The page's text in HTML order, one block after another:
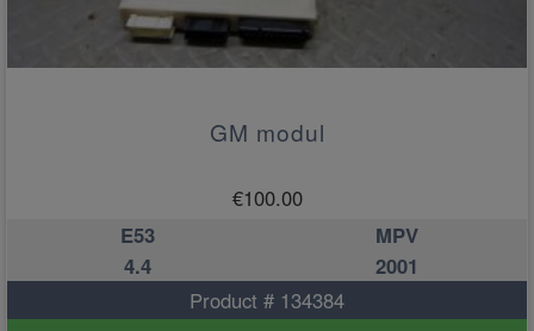
GM modul
€100.00
E53
MPV
4.4
2001
Product # 134384